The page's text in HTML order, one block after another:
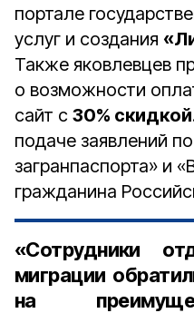
портале
услуг и создания
Также яковлевцев
о возможности
сайт с 30% скидкой
подаче заявлений
загранпаспорта» и
гражданина
«Сотрудники
миграции
на